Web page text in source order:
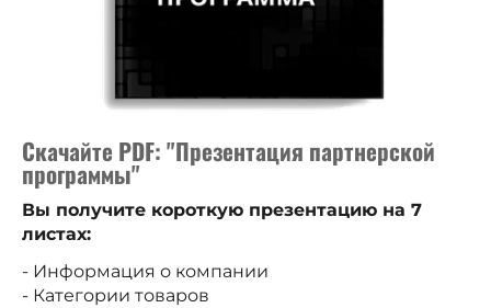
Скачайте PDF: "Презентация партнерской
программы"
Вы получите короткую презентацию на 7
листах:
- Информация о компании
- Категории товаров